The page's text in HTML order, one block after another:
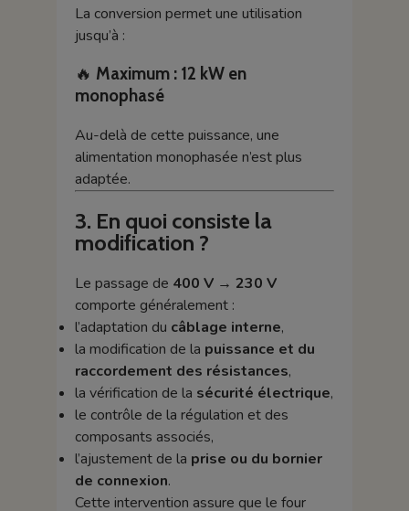
La conversion permet une utilisation
jusqu’à :
🔥 Maximum : 12 kW en
monophasé
Au-delà de cette puissance, une
alimentation monophasée n’est plus
adaptée.
3. En quoi consiste la
modification ?
Le passage de 400 V → 230 V
comporte généralement :
l’adaptation du câblage interne,
la modification de la puissance et du
raccordement des résistances,
la vérification de la sécurité électrique,
le contrôle de la régulation et des
composants associés,
l’ajustement de la prise ou du bornier
de connexion.
Cette intervention assure que le four